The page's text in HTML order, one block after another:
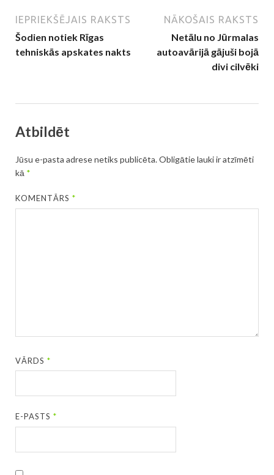
IEPRIEKŠĒJAIS RAKSTS
Šodien notiek Rīgas
tehniskās apskates nakts
NĀKOŠAIS RAKSTS
Netālu no Jūrmalas
autoavārijā gājuši bojā
divi cilvēki
Atbildēt
Jūsu e-pasta adrese netiks publicēta.Obligātie lauki ir atzīmēti
kā *
KOMENTĀRS*
VĀRDS*
E-PASTS*